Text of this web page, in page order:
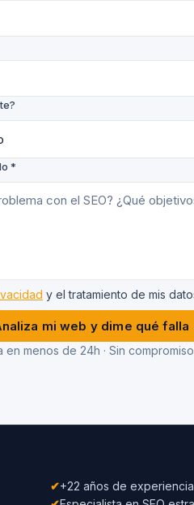
*
y el tratamiento de mis
mi web y dime qué falla
en menos de 24h · Sin compromiso
✔+22 años de